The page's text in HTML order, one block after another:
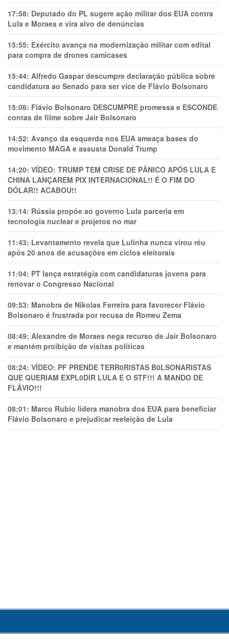
17:58: Deputado do PL sugere ação militar dos EUA contra
Lula e Moraes e vira alvo de denúncias
15:55: Exército avança na modernização militar com edital
para compra de drones camicases
15:44: Alfredo Gaspar descumpre declaração pública sobre
candidatura ao Senado para ser vice de Flávio Bolsonaro
15:06: Flávio Bolsonaro DESCUMPRE promessa e ESCONDE
contas de filme sobre Jair Bolsonaro
14:52: Avanço da esquerda nos EUA ameaça bases do
movimento MAGA e assusta Donald Trump
14:20: VÍDEO: TRUMP TEM CRlSE DE PÂNlCO APÓS LULA E
CHINA LANÇAREM PIX INTERNACIONAL!! É O FIM DO
DÓLAR!! ACABOU!!
13:14: Rússia propõe ao governo Lula parceria em
tecnologia nuclear e projetos no mar
11:43: Levantamento revela que Lulinha nunca virou réu
após 20 anos de acusações em ciclos eleitorais
11:04: PT lança estratégia com candidaturas jovens para
renovar o Congresso Nacional
09:53: Manobra de Nikolas Ferreira para favorecer Flávio
Bolsonaro é frustrada por recusa de Romeu Zema
08:49: Alexandre de Moraes nega recurso de Jair Bolsonaro
e mantém proibição de visitas políticas
08:24: VÍDEO: PF PRENDE TERR0RlSTAS B0LSONARlSTAS
QUE QUERIAM EXPL0DlR LULA E O STF!!! A MANDO DE
FLÁVIO!!!
08:01: Marco Rubio lidera manobra dos EUA para beneficiar
Flávio Bolsonaro e prejudicar reeleição de Lula